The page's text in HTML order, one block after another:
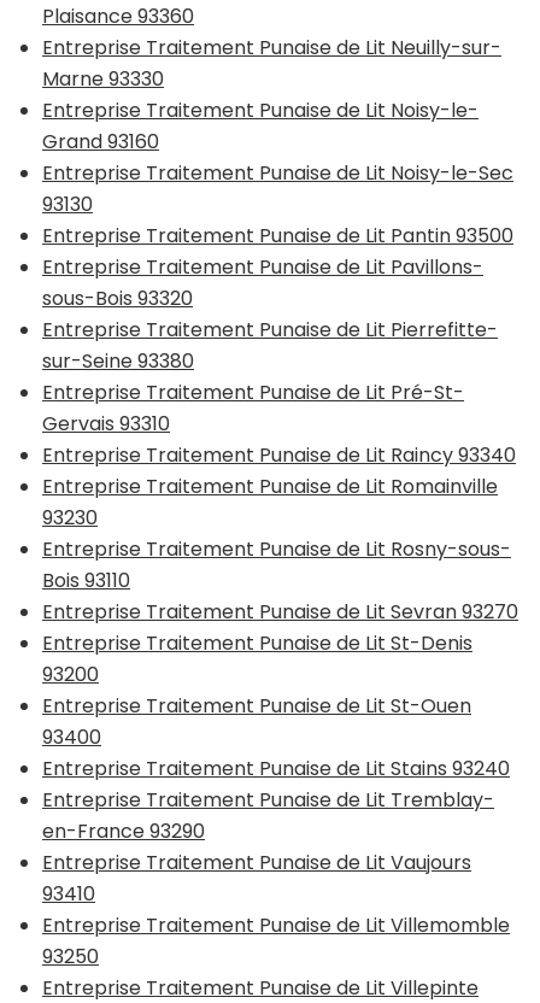
Plaisance 93360
Entreprise Traitement Punaise de Lit Neuilly-sur-
Marne 93330
Entreprise Traitement Punaise de Lit Noisy-le-
Grand 93160
Entreprise Traitement Punaise de Lit Noisy-le-Sec
93130
Entreprise Traitement Punaise de Lit Pantin 93500
Entreprise Traitement Punaise de Lit Pavillons-
sous-Bois 93320
Entreprise Traitement Punaise de Lit Pierrefitte-
sur-Seine 93380
Entreprise Traitement Punaise de Lit Pré-St-
Gervais 93310
Entreprise Traitement Punaise de Lit Raincy 93340
Entreprise Traitement Punaise de Lit Romainville
93230
Entreprise Traitement Punaise de Lit Rosny-sous-
Bois 93110
Entreprise Traitement Punaise de Lit Sevran 93270
Entreprise Traitement Punaise de Lit St-Denis
93200
Entreprise Traitement Punaise de Lit St-Ouen
93400
Entreprise Traitement Punaise de Lit Stains 93240
Entreprise Traitement Punaise de Lit Tremblay-
en-France 93290
Entreprise Traitement Punaise de Lit Vaujours
93410
Entreprise Traitement Punaise de Lit Villemomble
93250
Entreprise Traitement Punaise de Lit Villepinte